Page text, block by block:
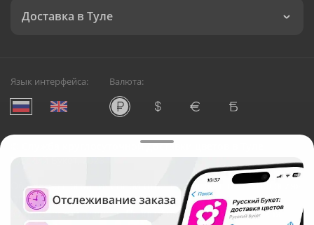
Доставка в Туле
Язык интерфейса: Валюта:
Служба круглосуточной доставки цветов в Туле
Русский Букет, 2026
Общество с ограниченной ответственностью «Технология»
ОГРН: 1195476081745, ИНН: 5410081997
Юридический адрес: г. Новосибирск, ул. Ипподромская,